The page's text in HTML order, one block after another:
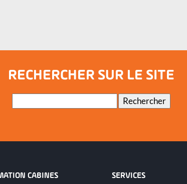
RECHERCHER SUR LE SITE
Mots-
Rechercher
CABINES SERVICES